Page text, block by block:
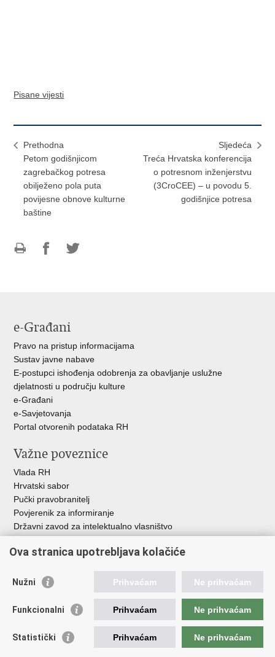
Pisane vijesti
Prethodna
Petom godišnjicom
zagrebačkog potresa
obilježeno pola puta
povijesne obnove kulturne
baštine
Sljedeća
Treća Hrvatska konferencija
o potresnom inženjerstvu
(3CroCEE) – u povodu 5.
godišnjice potresa
e-Građani
Pravo na pristup informacijama
Sustav javne nabave
E-postupci ishođenja odobrenja za obavljanje uslužne
djelatnosti u području kulture
e-Građani
e-Savjetovanja
Portal otvorenih podataka RH
Važne poveznice
Vlada RH
Hrvatski sabor
Pučki pravobranitelj
Povjerenik za informiranje
Državni zavod za intelektualno vlasništvo
HAKOM
Ostale poveznice
Hrvatski audiovizualni centar
Creative Europe
Ova stranica upotrebljava kolačiće
Nužni Prihvaćam Ne prihvaćam
Funkcionalni Prihvaćam Ne prihvaćam
Statistički Prihvaćam Ne prihvaćam